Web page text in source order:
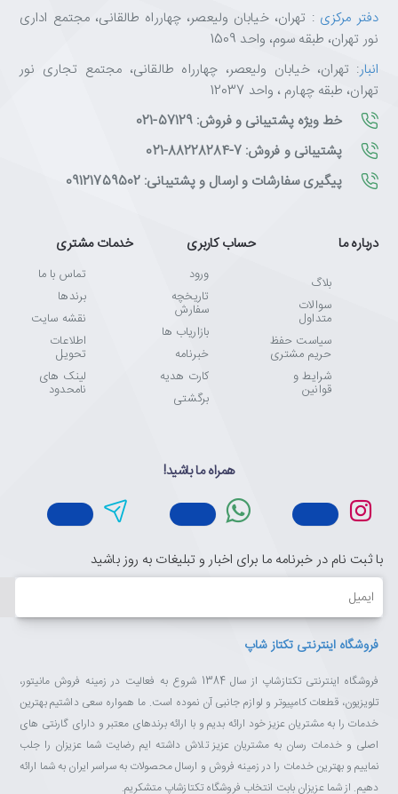
دفتر مرکزی : تهران، خیابان ولیعصر، چهارراه طالقانی، مجتمع اداری
نور تهران، طبقه سوم، واحد 1509
انبار: تهران، خیابان ولیعصر، چهارراه طالقانی، مجتمع تجاری نور
تهران، طبقه چهارم ، واحد 12037
خط ویژه پشتیبانی و فروش: 57129-021
پشتیبانی و فروش: 7-88228284-021
پیگیری سفارشات و ارسال و پشتیبانی: 09121759502
درباره ما
بلاگ
سوالات
متداول
سیاست حفظ
حریم مشتری
شرایط و
قوانین
حساب کاربری
ورود
تاریخچه
سفارش
بازاریاب ها
خبرنامه
کارت هدیه
برگشتی
خدمات مشتری
تماس با ما
برندها
نقشه سایت
اطلاعات
تحویل
لینک های
نامحدود
همراه ما باشید!
با ثبت نام در خبرنامه ما برای اخبار و تبلیغات به روز باشید
ایمیل
فروشگاه اینترنتی تکتاز شاپ
فروشگاه اینترنتی تکتازشاپ از سال 1384 شروع به فعالیت در زمینه فروش مانیتور،
تلویزیون، قطعات کامپیوتر و لوازم جانبی آن نموده است. ما همواره سعی داشتیم بهترین
خدمات را به مشتریان عزیز خود ارائه بدیم و با ارائه برندهای معتبر و دارای گارنتی های
اصلی و خدمات رسان به مشتریان عزیز تلاش داشته ایم رضایت شما عزیزان را جلب
نماییم و بهترین خدمات را در زمینه فروش و ارسال محصولات به سراسر ایران به شما ارائه
دهیم. از شما عزیزان بابت انتخاب فروشگاه تکتازشاپ متشکریم.